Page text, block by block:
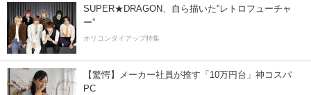
SUPER★DRAGON、自ら描いた”レトロフューチャ
ー”
オリコンタイアップ特集
【驚愕】メーカー社員が推す「10万円台」神コスパ
PC